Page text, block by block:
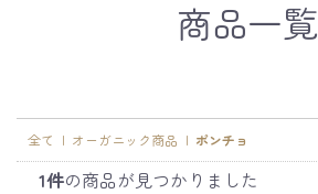
商品一覧
全て | オーガニック商品 | ポンチョ
1件の商品が見つかりました